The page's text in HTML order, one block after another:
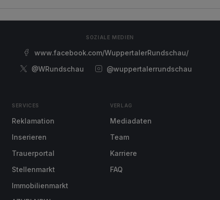
SOZIALE MEDIEN
www.facebook.com/WuppertalerRundschau/
@WRundschau
@wuppertalerrundschau
SERVICES
Reklamation
Inserieren
Trauerportal
Stellenmarkt
Immobilienmarkt
VERLAG
Mediadaten
Team
Karriere
FAQ